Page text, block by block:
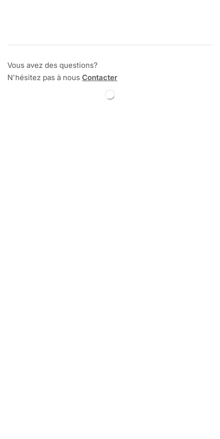
Vous avez des questions?
N'hésitez pas à nous Contacter